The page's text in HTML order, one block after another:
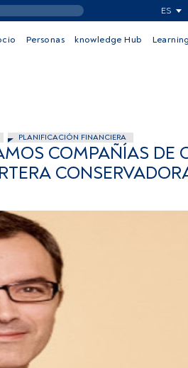
ES
Personas knowledge Hub Learning
PLANIFICACIÓN FINANCIERA
COMPAÑÍAS DE